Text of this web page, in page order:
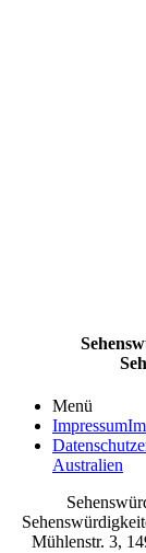
Menü
Impressum
Australien
Mühlenstr. 3,